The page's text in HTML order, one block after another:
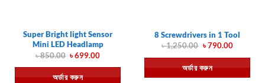
Super Bright light Sensor
Mini LED Headlamp
৳850.00 Original
was:
৳ 850.00.
৳699.00Current
is:
৳ 699.00.
অর্ডার করুন
8 Screwdrivers in 1 Tool
৳1,250.00 Original
was:
৳ 1,250.00.
৳790.00Current
is:
৳ 790.00.
অর্ডার করুন